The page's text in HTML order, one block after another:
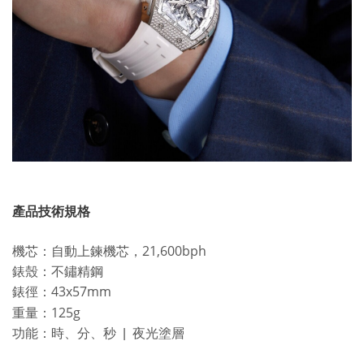
產品技術規格
機芯：自動上鍊機芯， 21,600bph
錶殼： 不鏽精鋼
錶徑： 43x57mm
重量： 125g
功能：時、分、秒
夜光塗層